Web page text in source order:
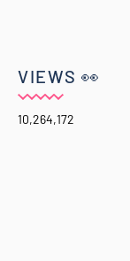
VIEWS 👀
10,264,172